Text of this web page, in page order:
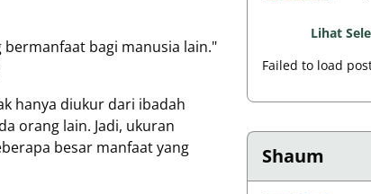
bagi manusia lain."
hanya diukur dari ibadah
orang lain. Jadi, ukuran
besar manfaat yang
Lihat
Failed to load
Shaum